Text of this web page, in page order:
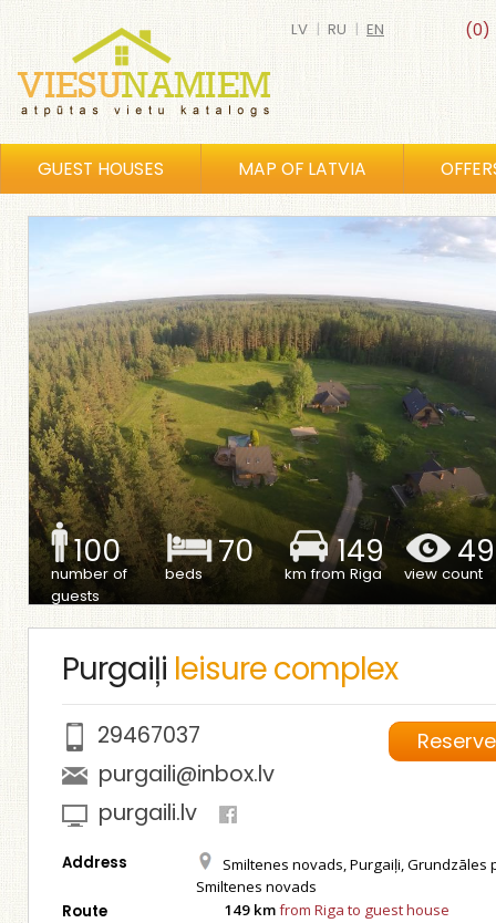
(0)
LV | RU | EN
GUEST HOUSES MAP OF LATVIA
100
number of
guests
70
beds
149
km from Riga view count
Purgaiļi leisure complex
Reserve
29467037
purgaili@inbox.lv
purgaili.lv
Address
Smiltenes novads, Purgaiļi, Grundzāles
Smiltenes novads
Route 149 kmfrom Riga to guest house